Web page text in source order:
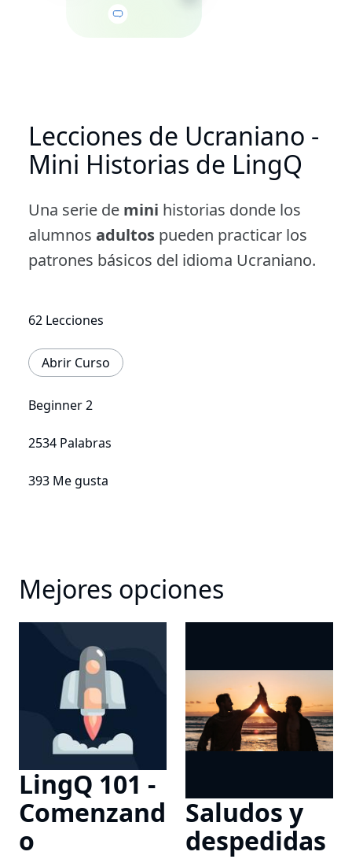
Lecciones de Ucraniano -
Mini Historias de LingQ
Una serie de mini historias donde los
alumnos adultos pueden practicar los
patrones básicos del idioma Ucraniano.
62 Lecciones
Abrir Curso
Beginner 2
2534 Palabras
393 Me gusta
Mejores opciones
LingQ 101 -
Comenzand
o
Saludos y
despedidas